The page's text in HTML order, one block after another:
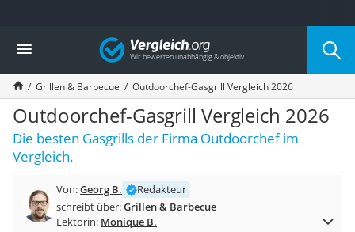
Die beliebtesten Vergleiche nach Kategorie
Baumarkt
Tresor feuerfest
Makita-Akku-Rasenmäher
Kappsäge
Smartes Türschloss
Akku-Rasentrimmer
Feuchtigkeitsmessgerät
Split-Klimaanlage 2 Innengeräte
Pelletofen
Bohrmaschine
Vergleich
Grillen & Barbecue Outdoorchef-Gasgrill Vergleich 2026
Outdoorchef-Gasgrill Vergleich 2026
Die besten Gasgrills der Firma Outdoorchef im
Vergleich.
Von:Georg B.
Redakteur
schreibt über:Grillen & Barbecue
Lektorin: Monique B.